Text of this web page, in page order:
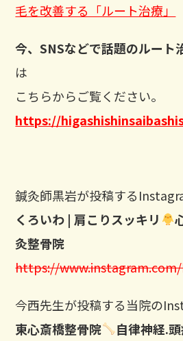
毛を改善する「ルート治療」
今、SNSなどで話題のルート
は
こちらからご覧ください。
https://
鍼灸師黒岩が投稿する
くろいわ | 肩こりスッキリ
灸整骨院
https://
今西先生が投稿する当院の
東心斎橋整骨院
自律神経.